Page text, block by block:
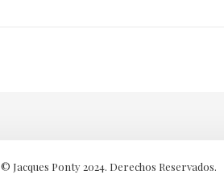
© Jacques Ponty 2024. Derechos Reservados.